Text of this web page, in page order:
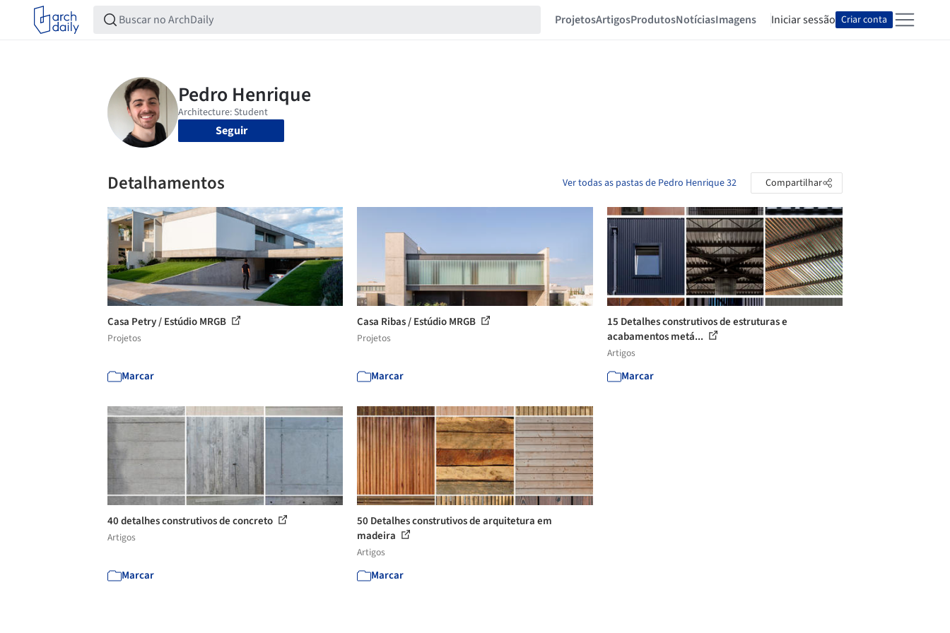
ProjetosArtigosProdutosNotíciasImagens Iniciar sessão Criar conta
Seguir
Detalhamentos Ver todas as pastas de Pedro Henrique 32 Compartilhar
Casa Petry / Estúdio MRGB
Projetos
Marcar
Casa Ribas / Estúdio MRGB
Projetos
Marcar
15 Detalhes construtivos de estruturas e
acabamentos metá...
Artigos
Marcar
40 detalhes construtivos de concreto
Artigos
Marcar
50 Detalhes construtivos de arquitetura em
madeira
Artigos
Marcar